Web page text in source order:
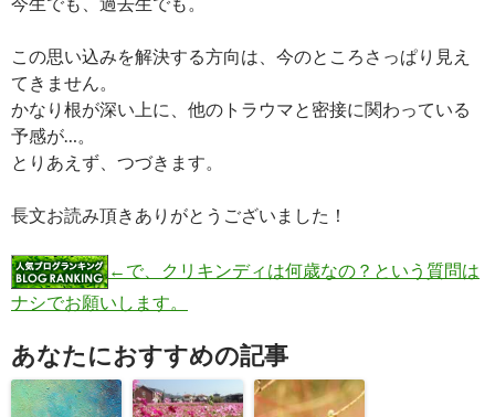
この思い込みを解決する方向は、今のところさっぱり見え
てきません。
かなり根が深い上に、他のトラウマと密接に関わっている
予感が…。
とりあえず、つづきます。
長文お読み頂きありがとうございました！
←で、クリキンディは何歳なの？という質問は
ナシでお願いします。
あなたにおすすめの記事